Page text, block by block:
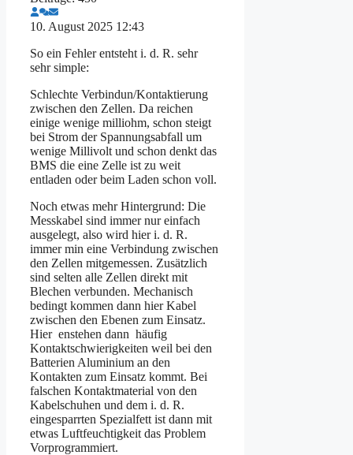
10. August 2025 12:43
So ein Fehler entsteht i. d. R. sehr
sehr simple:
Schlechte Verbindun/Kontaktierung
zwischen den Zellen. Da reichen
einige wenige milliohm, schon steigt
bei Strom der Spannungsabfall um
wenige Millivolt und schon denkt das
BMS die eine Zelle ist zu weit
entladen oder beim Laden schon voll.
Noch etwas mehr Hintergrund: Die
Messkabel sind immer nur einfach
ausgelegt, also wird hier i. d. R.
immer min eine Verbindung zwischen
den Zellen mitgemessen. Zusätzlich
sind selten alle Zellen direkt mit
Blechen verbunden. Mechanisch
bedingt kommen dann hier Kabel
zwischen den Ebenen zum Einsatz.
Hier enstehen dann häufig
Kontaktschwierigkeiten weil bei den
Batterien Aluminium an den
Kontakten zum Einsatz kommt. Bei
falschen Kontaktmaterial von den
Kabelschuhen und dem i. d. R.
eingesparrten Spezialfett ist dann mit
etwas Luftfeuchtigkeit das Problem
Vorprogrammiert.